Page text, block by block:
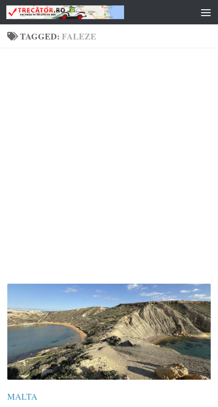
Skip to content
TAGGED:FALEZE
MALTA